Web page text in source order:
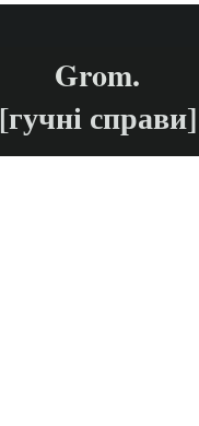
Grom.
[гучні справи]